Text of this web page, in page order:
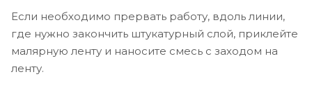
Если необходимо прервать работу, вдоль линии,
где нужно закончить штукатурный слой, приклейте
малярную ленту и наносите смесь с заходом на
ленту.